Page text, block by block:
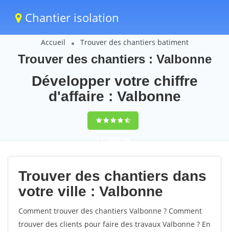
Chantier isolation
Accueil Trouver des chantiers batiment
Trouver des chantiers : Valbonne
Développer votre chiffre
d'affaire : Valbonne
9,5(100%)60
votes
Trouver des chantiers dans
votre ville : Valbonne
Comment trouver des chantiers Valbonne ? Comment
trouver des clients pour faire des travaux Valbonne ? En